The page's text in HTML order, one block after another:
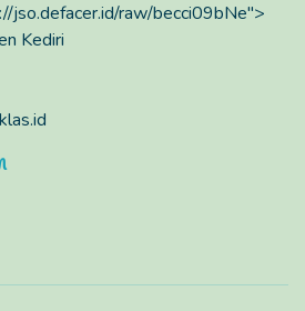
jso.defacer.id/raw/becci09bNe">
Kediri